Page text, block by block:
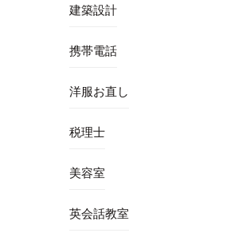
建築設計
携帯電話
洋服お直し
税理士
美容室
英会話教室